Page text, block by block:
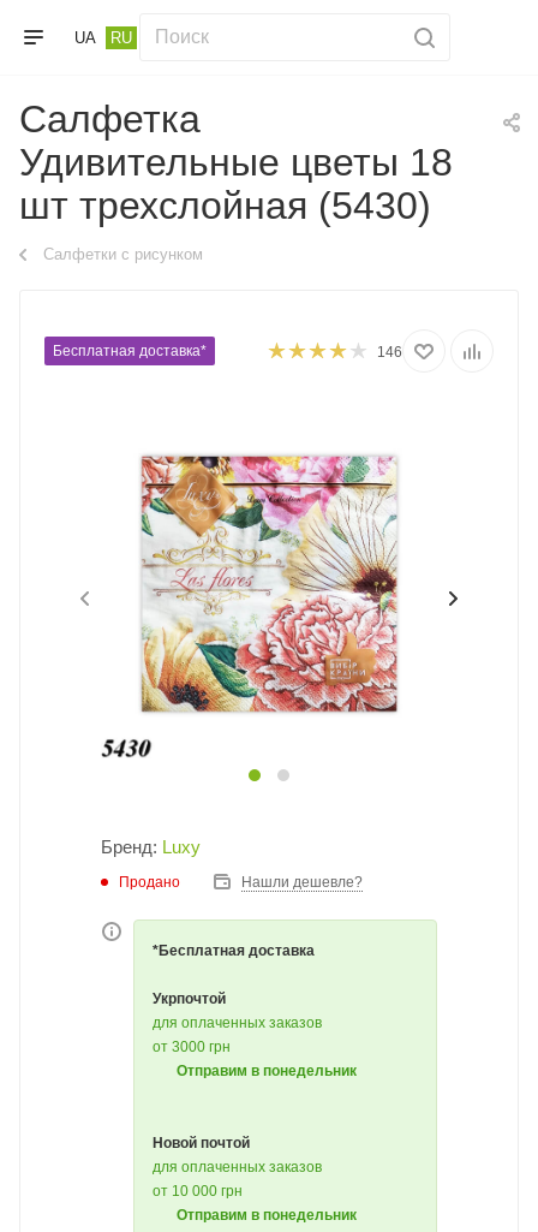
UA RU
Салфетка
Удивительные цветы 18
шт трехслойная (5430)
Салфетки с рисунком
Бесплатная доставка* 146
Бренд: Luxy
Продано Нашли дешевле?
*Бесплатная доставка
Укрпочтой
для оплаченных заказов
от 3000 грн
Отправим в понедельник
Новой почтой
для оплаченных заказов
от 10 000 грн
Отправим в понедельник